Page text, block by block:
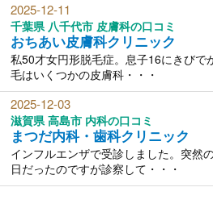
2025-12-11
千葉県 八千代市 皮膚科の口コミ
おちあい皮膚科クリニック
私50才女円形脱毛症。息子16にきびで
毛はいくつかの皮膚科・・・
2025-12-03
滋賀県 高島市 内科の口コミ
まつだ内科・歯科クリニック
インフルエンザで受診しました。突然
日だったのですが診察して・・・